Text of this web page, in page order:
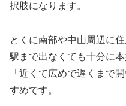
択肢になります。
とくに南部や中山周辺に
駅まで出なくても十分に
「近くて広めで遅くまで
すめです。